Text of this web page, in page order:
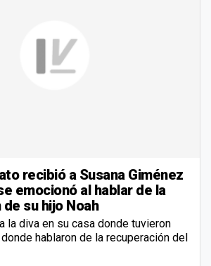
recibió a Susana Giménez
emocionó al hablar de la
su hijo Noah
la diva en su casa donde tuvieron
hablaron de la recuperación del